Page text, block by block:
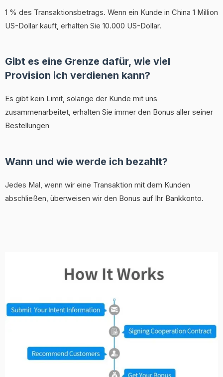
1 % des Transaktionsbetrags. Wenn ein Kunde in China 1 Million
US-Dollar kauft, erhalten Sie 10.000 US-Dollar.
Gibt es eine Grenze dafür, wie viel
Provision ich verdienen kann?
Es gibt kein Limit, solange der Kunde mit uns
zusammenarbeitet, erhalten Sie immer den Bonus aller seiner
Bestellungen
Wann und wie werde ich bezahlt?
Jedes Mal, wenn wir eine Transaktion mit dem Kunden
abschließen, überweisen wir den Bonus auf Ihr Bankkonto.